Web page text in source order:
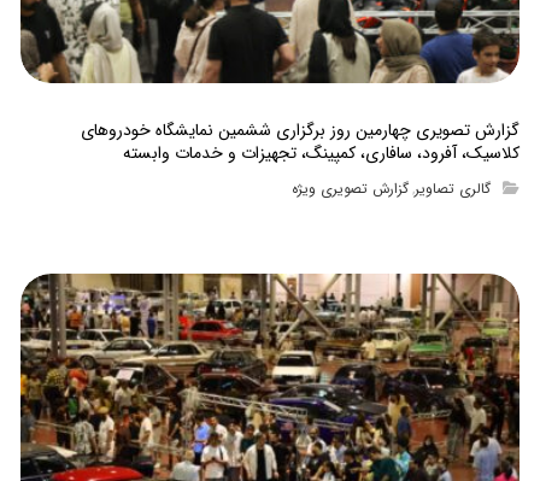
گزارش تصویری چهارمین روز برگزاری ششمین نمایشگاه خودروهای
کلاسیک، آفرود، سافاری، کمپینگ، تجهیزات و خدمات وابسته
گالری تصاویر,گزارش تصویری ویژه